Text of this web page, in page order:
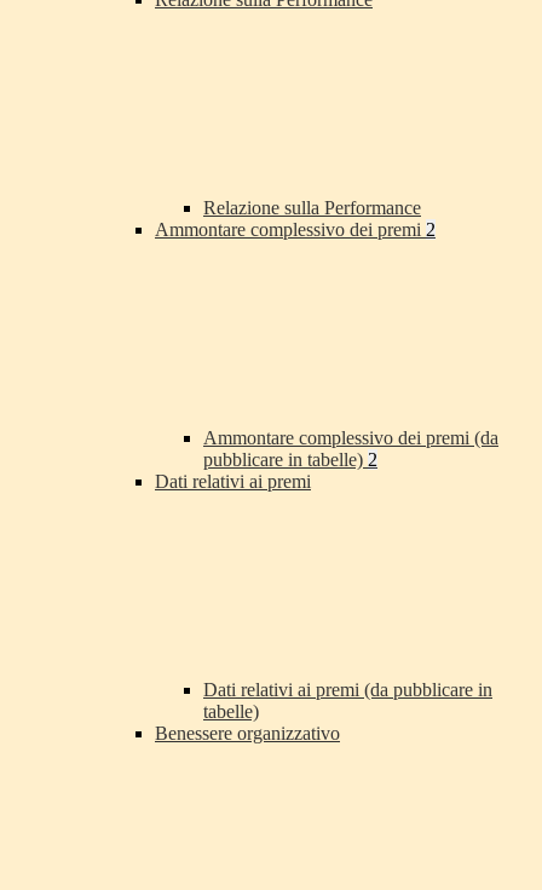
Relazione sulla Performance
Ammontare complessivo dei premi 2
Ammontare complessivo dei premi (da
pubblicare in tabelle) 2
Dati relativi ai premi
Dati relativi ai premi (da pubblicare in
tabelle)
Benessere organizzativo